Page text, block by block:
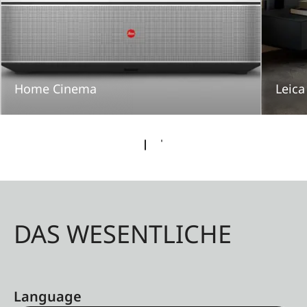
Home Cinema
DAS WESENTLICHE
Language